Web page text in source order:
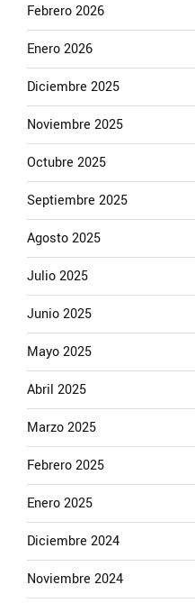
Febrero 2026
Enero 2026
Diciembre 2025
Noviembre 2025
Octubre 2025
Septiembre 2025
Agosto 2025
Julio 2025
Junio 2025
Mayo 2025
Abril 2025
Marzo 2025
Febrero 2025
Enero 2025
Diciembre 2024
Noviembre 2024